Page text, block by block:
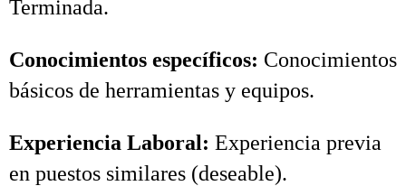
Terminada.
Conocimientos específicos: Conocimientos
básicos de herramientas y equipos.
Experiencia Laboral: Experiencia previa
en puestos similares (deseable).